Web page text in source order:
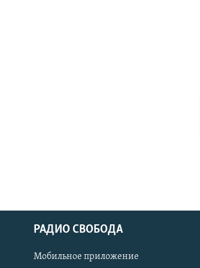
СОЦИАЛЬНЫЕ СЕТИ
РАДИО СВОБОДА
Мобильное приложение